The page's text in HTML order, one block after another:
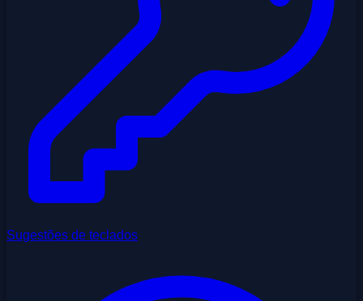
Sugestões de teclados